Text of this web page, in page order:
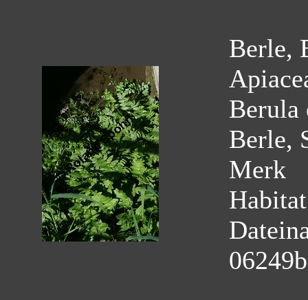
Berle,
Berula
Berle,
Merk
Habitat